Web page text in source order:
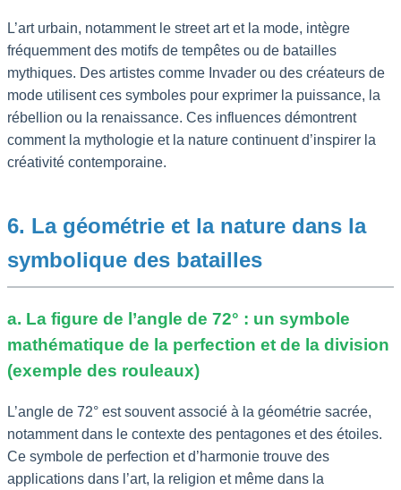
L’art urbain, notamment le street art et la mode, intègre
fréquemment des motifs de tempêtes ou de batailles
mythiques. Des artistes comme Invader ou des créateurs de
mode utilisent ces symboles pour exprimer la puissance, la
rébellion ou la renaissance. Ces influences démontrent
comment la mythologie et la nature continuent d’inspirer la
créativité contemporaine.
6. La géométrie et la nature dans la
symbolique des batailles
a. La figure de l’angle de 72° : un symbole
mathématique de la perfection et de la division
(exemple des rouleaux)
L’angle de 72° est souvent associé à la géométrie sacrée,
notamment dans le contexte des pentagones et des étoiles.
Ce symbole de perfection et d’harmonie trouve des
applications dans l’art, la religion et même dans la